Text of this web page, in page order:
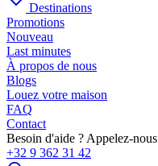
Destinations
Promotions
Nouveau
Last minutes
À propos de nous
Blogs
Louez votre maison
FAQ
Contact
Besoin d'aide ? Appelez-nous
+32 9 362 31 42